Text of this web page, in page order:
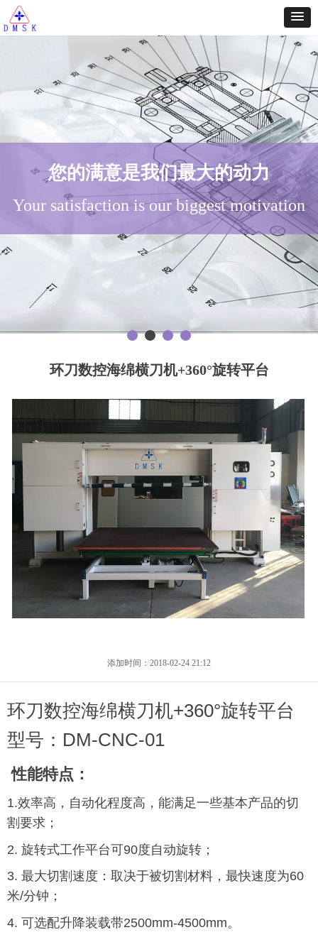
您的满意是我们最大的动力
Your satisfaction is our biggest motivation
您的满意是我们最大的动力
Your satisfaction is our biggest motivation
环刀数控海绵横刀机+360°旋转平台
环刀数控海绵横刀机+360°旋转平台
型号：DM-CNC-01
性能特点：
1.效率高，自动化程度高，能满足一些基本产品的切
割要求；
2. 旋转式工作平台可90度自动旋转；
3. 最大切割速度：取决于被切割材料，最快速度为60
米/分钟；
4. 可选配升降装载带2500mm-4500mm。
添加时间： 2018-02-24 21:12